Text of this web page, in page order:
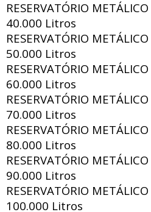
RESERVATÓRIO
40.000 Litros
RESERVATÓRIO
50.000 Litros
RESERVATÓRIO
60.000 Litros
RESERVATÓRIO
70.000 Litros
RESERVATÓRIO
80.000 Litros
RESERVATÓRIO
90.000 Litros
RESERVATÓRIO
100.000 Litros